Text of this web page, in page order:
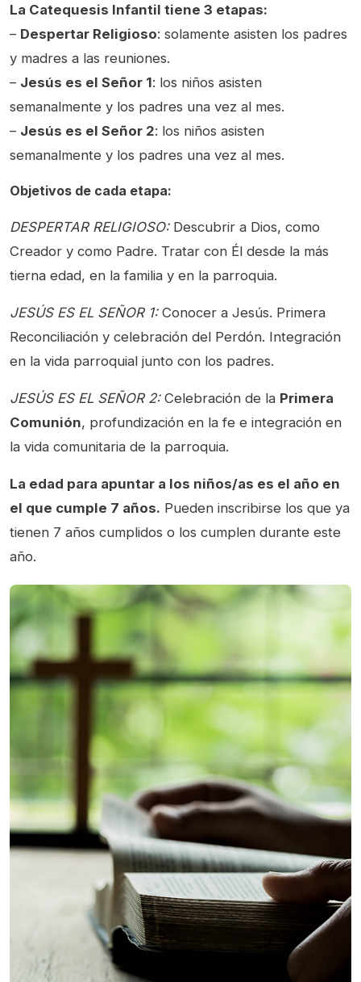
La Catequesis Infantil tiene 3 etapas:
– Despertar Religioso: solamente asisten los padres
y madres a las reuniones.
– Jesús es el Señor 1: los niños asisten
semanalmente y los padres una vez al mes.
– Jesús es el Señor 2: los niños asisten
semanalmente y los padres una vez al mes.
Objetivos de cada etapa:
DESPERTAR RELIGIOSO:Descubrir a Dios, como
Creador y como Padre. Tratar con Él desde la más
tierna edad, en la familia y en la parroquia.
JESÚS ES EL SEÑOR 1:Conocer a Jesús. Primera
Reconciliación y celebración del Perdón. Integración
en la vida parroquial junto con los padres.
JESÚS ES EL SEÑOR 2:Celebración de la Primera
Comunión, profundización en la fe e integración en
la vida comunitaria de la parroquia.
La edad para apuntar a los niños/as es el año en
el que cumple 7 años. Pueden inscribirse los que ya
tienen 7 años cumplidos o los cumplen durante este
año.